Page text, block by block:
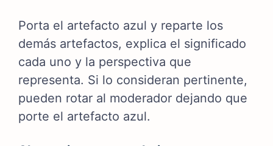
Porta el artefacto azul y reparte los
demás artefactos, explica el significado
cada uno y la perspectiva que
representa. Si lo consideran pertinente,
pueden rotar al moderador dejando que
porte el artefacto azul.